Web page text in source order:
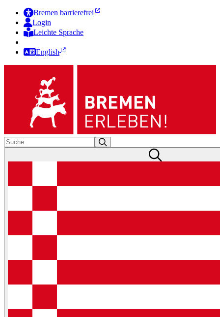
Bremen barrierefrei
Login
Leichte Sprache
English